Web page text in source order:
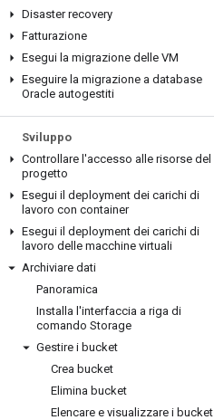
Disaster recovery
Fatturazione
Esegui la migrazione delle VM
Eseguire la migrazione a database
Oracle autogestiti
Sviluppo
Controllare l'accesso alle risorse del
progetto
Esegui il deployment dei carichi di
lavoro con container
Esegui il deployment dei carichi di
lavoro delle macchine virtuali
Archiviare dati
Panoramica
Installa l'interfaccia a riga di
comando Storage
Gestire i bucket
Crea bucket
Elimina bucket
Elencare e visualizzare i bucket